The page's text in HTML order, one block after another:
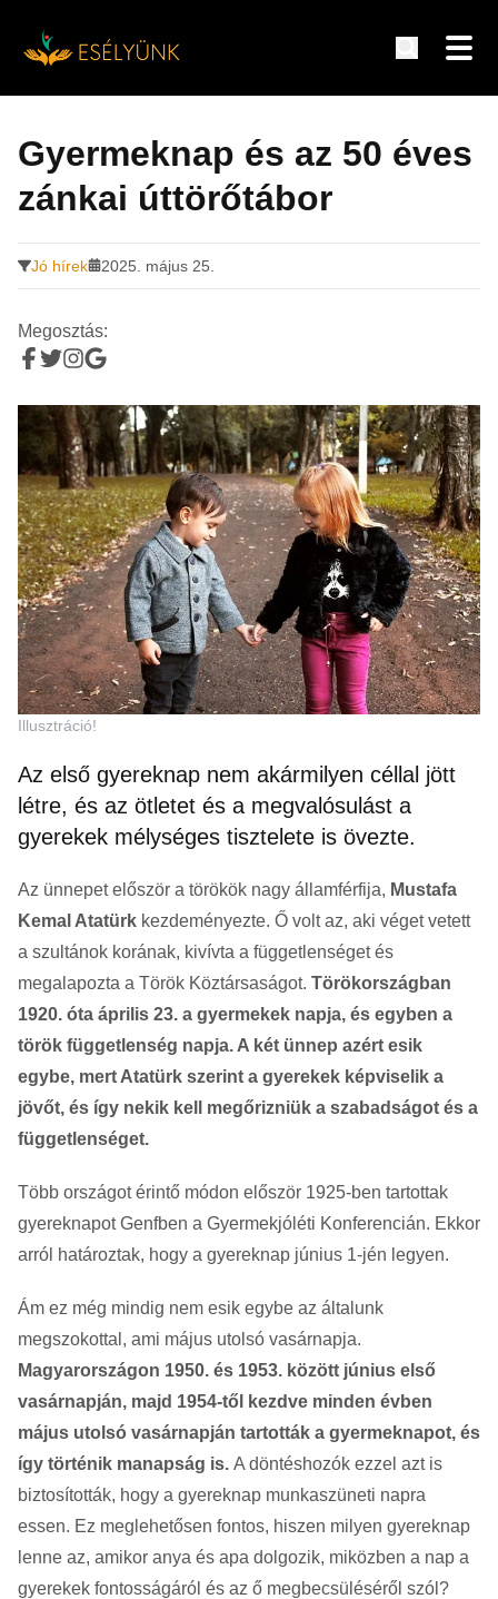
tartalomra
Gyermeknap és az 50 éves
zánkai úttörőtábor
Jó hírek 2025. május 25.
Megosztás:
Illusztráció!
Az első gyereknap nem akármilyen céllal jött
létre, és az ötletet és a megvalósulást a
gyerekek mélységes tisztelete is övezte.
Az ünnepet először a törökök nagy államférfija, Mustafa
Kemal Atatürk kezdeményezte. Ő volt az, aki véget vetett
a szultánok korának, kivívta a függetlenséget és
megalapozta a Török Köztársaságot. Törökországban
1920. óta április 23. a gyermekek napja, és egyben a
török függetlenség napja. A két ünnep azért esik
egybe, mert Atatürk szerint a gyerekek képviselik a
jövőt, és így nekik kell megőrizniük a szabadságot és a
függetlenséget.
Több országot érintő módon először 1925-ben tartottak
gyereknapot Genfben a Gyermekjóléti Konferencián. Ekkor
arról határoztak, hogy a gyereknap június 1-jén legyen.
Ám ez még mindig nem esik egybe az általunk
megszokottal, ami május utolsó vasárnapja.
Magyarországon 1950. és 1953. között június első
vasárnapján, majd 1954-től kezdve minden évben
május utolsó vasárnapján tartották a gyermeknapot, és
így történik manapság is. A döntéshozók ezzel azt is
biztosították, hogy a gyereknap munkaszüneti napra
essen. Ez meglehetősen fontos, hiszen milyen gyereknap
lenne az, amikor anya és apa dolgozik, miközben a nap a
gyerekek fontosságáról és az ő megbecsüléséről szól?